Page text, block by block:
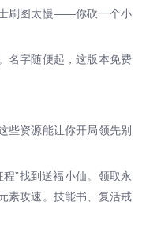
刷图太慢——你砍一个小
名字随便起，这版本免费
些资源能让你开局领先别
”找到送福小仙。领取永
素攻速。技能书、复活戒